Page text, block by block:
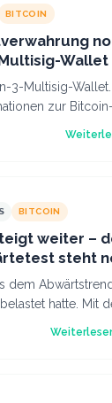
BITCOIN
Wallet
3-Multisig-Wallet.
zur
BITCOIN
weiter –
steht
dem
hatte. Mit